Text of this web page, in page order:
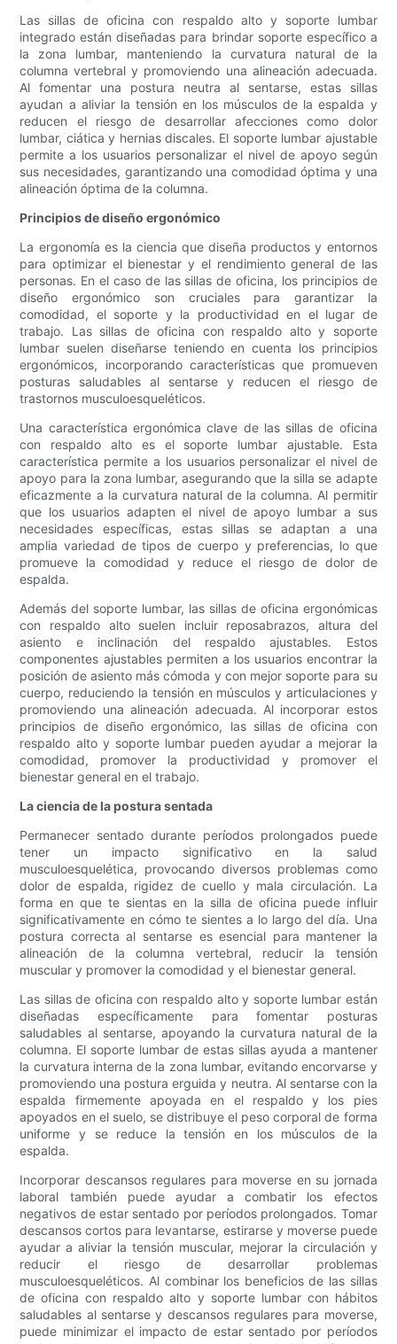
Las sillas de oficina con respaldo alto y soporte lumbar
integrado están diseñadas para brindar soporte específico a
la zona lumbar, manteniendo la curvatura natural de la
columna vertebral y promoviendo una alineación adecuada.
Al fomentar una postura neutra al sentarse, estas sillas
ayudan a aliviar la tensión en los músculos de la espalda y
reducen el riesgo de desarrollar afecciones como dolor
lumbar, ciática y hernias discales. El soporte lumbar ajustable
permite a los usuarios personalizar el nivel de apoyo según
sus necesidades, garantizando una comodidad óptima y una
alineación óptima de la columna.
Principios de diseño ergonómico
La ergonomía es la ciencia que diseña productos y entornos
para optimizar el bienestar y el rendimiento general de las
personas. En el caso de las sillas de oficina, los principios de
diseño ergonómico son cruciales para garantizar la
comodidad, el soporte y la productividad en el lugar de
trabajo. Las sillas de oficina con respaldo alto y soporte
lumbar suelen diseñarse teniendo en cuenta los principios
ergonómicos, incorporando características que promueven
posturas saludables al sentarse y reducen el riesgo de
trastornos musculoesqueléticos.
Una característica ergonómica clave de las sillas de oficina
con respaldo alto es el soporte lumbar ajustable. Esta
característica permite a los usuarios personalizar el nivel de
apoyo para la zona lumbar, asegurando que la silla se adapte
eficazmente a la curvatura natural de la columna. Al permitir
que los usuarios adapten el nivel de apoyo lumbar a sus
necesidades específicas, estas sillas se adaptan a una
amplia variedad de tipos de cuerpo y preferencias, lo que
promueve la comodidad y reduce el riesgo de dolor de
espalda.
Además del soporte lumbar, las sillas de oficina ergonómicas
con respaldo alto suelen incluir reposabrazos, altura del
asiento e inclinación del respaldo ajustables. Estos
componentes ajustables permiten a los usuarios encontrar la
posición de asiento más cómoda y con mejor soporte para su
cuerpo, reduciendo la tensión en músculos y articulaciones y
promoviendo una alineación adecuada. Al incorporar estos
principios de diseño ergonómico, las sillas de oficina con
respaldo alto y soporte lumbar pueden ayudar a mejorar la
comodidad, promover la productividad y promover el
bienestar general en el trabajo.
La ciencia de la postura sentada
Permanecer sentado durante períodos prolongados puede
tener un impacto significativo en la salud
musculoesquelética, provocando diversos problemas como
dolor de espalda, rigidez de cuello y mala circulación. La
forma en que te sientas en la silla de oficina puede influir
significativamente en cómo te sientes a lo largo del día. Una
postura correcta al sentarse es esencial para mantener la
alineación de la columna vertebral, reducir la tensión
muscular y promover la comodidad y el bienestar general.
Las sillas de oficina con respaldo alto y soporte lumbar están
diseñadas específicamente para fomentar posturas
saludables al sentarse, apoyando la curvatura natural de la
columna. El soporte lumbar de estas sillas ayuda a mantener
la curvatura interna de la zona lumbar, evitando encorvarse y
promoviendo una postura erguida y neutra. Al sentarse con la
espalda firmemente apoyada en el respaldo y los pies
apoyados en el suelo, se distribuye el peso corporal de forma
uniforme y se reduce la tensión en los músculos de la
espalda.
Incorporar descansos regulares para moverse en su jornada
laboral también puede ayudar a combatir los efectos
negativos de estar sentado por períodos prolongados. Tomar
descansos cortos para levantarse, estirarse y moverse puede
ayudar a aliviar la tensión muscular, mejorar la circulación y
reducir el riesgo de desarrollar problemas
musculoesqueléticos. Al combinar los beneficios de las sillas
de oficina con respaldo alto y soporte lumbar con hábitos
saludables al sentarse y descansos regulares para moverse,
puede minimizar el impacto de estar sentado por períodos